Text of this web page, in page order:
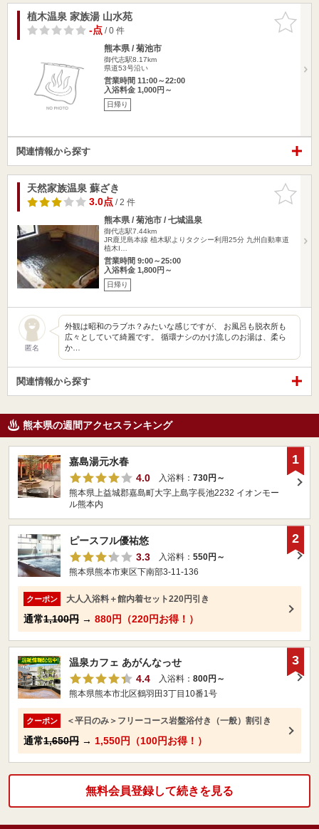
お気に入
りに追加
植木温泉 家族湯 山水苑
-点/ 0 件
熊本県 / 菊池市
御代志駅8.17km
県道53号沿い
営業時間 11:00～22:00
入浴料金 1,000円～
日帰り
関連情報から探す
お気に入
りに追加
天然家族温泉 蘇ざき
3.0点/ 2 件
熊本県 / 菊池市 / 七城温泉
御代志駅7.44km
JR鹿児島本線 植木駅よりタクシー利用25分 九州自動車道
植木I…
営業時間 9:00～25:00
入浴料金 1,800円～
日帰り
匿名
外観は昭和のラブホ？みたいな感じですが、 お風呂も脱衣所も
広々としていて綺麗です。 循環ナシのかけ流しのお湯は、柔ら
か…
関連情報から探す
熊本県の週間アクセスランキング
嘉島湯元水春
4.0
入浴料： 730円～
熊本県上益城郡嘉島町大字上島字長池2232 イオンモー
ル熊本内
1
ピースフル優祐悠
3.3
入浴料： 550円～
熊本県熊本市東区下南部3-11-136
クーポン 大人入浴料＋館内着セット220円引き
通常1,100円 → 880円（220円お得！）
2
温泉カフェ あがんなっせ
4.4
入浴料： 800円～
熊本県熊本市北区鶴羽田3丁目10番1号
クーポン ＜平日のみ＞フリーコース岩盤浴付き（一般）割引き
通常1,650円 → 1,550円（100円お得！）
3
無料会員登録して続きを見る